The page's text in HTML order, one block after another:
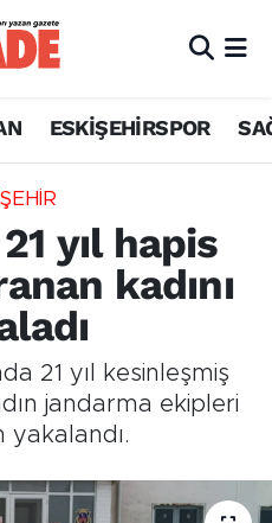
ESKİŞEHİRSPOR
yıl hapis
kadını
21 yıl kesinleşmiş
jandarma ekipleri
yakalandı.